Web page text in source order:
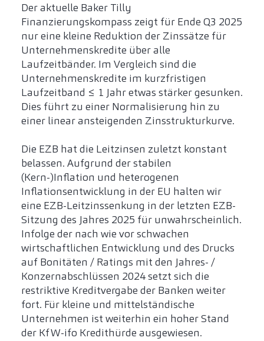
Der aktuelle Baker Tilly
Finanzierungskompass zeigt für Ende Q3 2025
nur eine kleine Reduktion der Zinssätze für
Unternehmenskredite über alle
Laufzeitbänder. Im Vergleich sind die
Unternehmenskredite im kurzfristigen
Laufzeitband ≤ 1 Jahr etwas stärker gesunken.
Dies führt zu einer Normalisierung hin zu
einer linear ansteigenden Zinsstrukturkurve.
Die EZB hat die Leitzinsen zuletzt konstant
belassen. Aufgrund der stabilen
(Kern-)Inflation und heterogenen
Inflationsentwicklung in der EU halten wir
eine EZB-Leitzinssenkung in der letzten EZB-
Sitzung des Jahres 2025 für unwahrscheinlich.
Infolge der nach wie vor schwachen
wirtschaftlichen Entwicklung und des Drucks
auf Bonitäten / Ratings mit den Jahres- /
Konzernabschlüssen 2024 setzt sich die
restriktive Kreditvergabe der Banken weiter
fort. Für kleine und mittelständische
Unternehmen ist weiterhin ein hoher Stand
der KfW-ifo Kredithürde ausgewiesen.